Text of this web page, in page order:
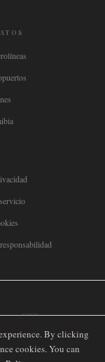
🇳🇿 New Zealand
Nederland🇫🇷 France
🇩🇰 Danmark
By clicking
cookies. You can